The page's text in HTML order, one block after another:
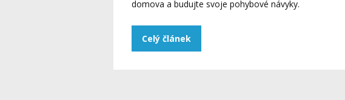
domova a budujte svoje pohybové návyky.
Celý článek